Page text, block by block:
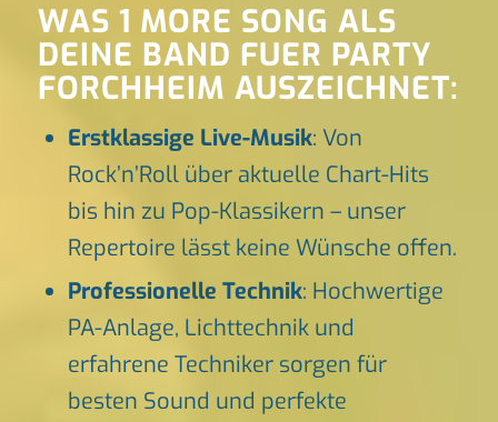
WAS 1 MORE SONG ALS
DEINE BAND FUER PARTY
FORCHHEIM AUSZEICHNET:
Erstklassige Live-Musik: Von
Rock’n’Roll über aktuelle Chart-Hits
bis hin zu Pop-Klassikern – unser
Repertoire lässt keine Wünsche offen.
Professionelle Technik: Hochwertige
PA-Anlage, Lichttechnik und
erfahrene Techniker sorgen für
besten Sound und perfekte